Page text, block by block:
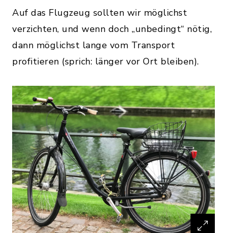
Auf das Flugzeug sollten wir möglichst
verzichten, und wenn doch „unbedingt“ nötig,
dann möglichst lange vom Transport
profitieren (sprich: länger vor Ort bleiben).